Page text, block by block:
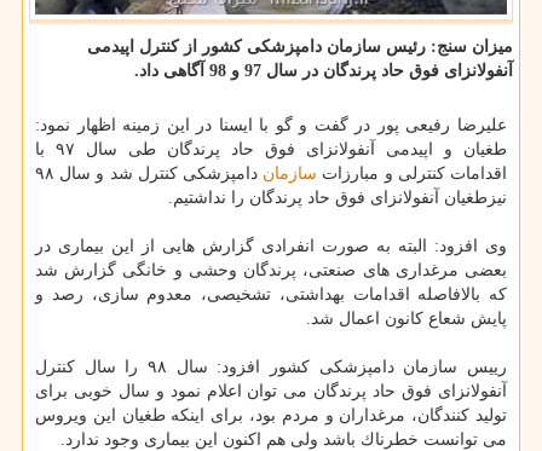
میزان سنج: رئیس سازمان دامپزشكی كشور از كنترل اپیدمی
آنفولانزای فوق حاد پرندگان در سال 97 و 98 آگاهی داد.
علیرضا رفیعی پور در گفت و گو با ایسنا در این زمینه اظهار نمود:
طغیان و اپیدمی آنفولانزای فوق حاد پرندگان طی سال ۹۷ با
اقدامات كنترلی و مبارزات سازمان
دامپزشكی كنترل شد و سال ۹۸
نیزطغیان آنفولانزای فوق حاد پرندگان را نداشتیم.
وی افزود: البته به صورت انفرادی گزارش هایی از این بیماری در
بعضی مرغداری های صنعتی، پرندگان وحشی و خانگی گزارش شد
كه بالافاصله اقدامات بهداشتی، تشخیصی، معدوم سازی، رصد و
پایش شعاع كانون اعمال شد.
رییس سازمان دامپزشكی كشور افزود: سال ۹۸ را سال كنترل
آنفولانزای فوق حاد پرندگان می توان اعلام نمود و سال خوبی برای
تولید كنندگان، مرغداران و مردم بود، برای اینكه طغیان این ویروس
می توانست خطرناك باشد ولی هم اكنون این بیماری وجود ندارد.